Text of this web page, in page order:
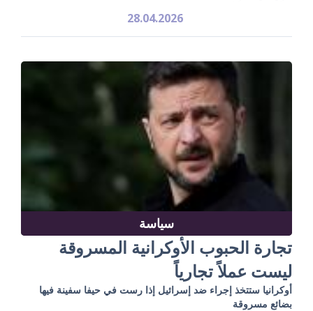
28.04.2026
سياسة
تجارة الحبوب الأوكرانية المسروقة
ليست عملاً تجارياً
أوكرانيا ستتخذ إجراء ضد إسرائيل إذا رست في حيفا سفينة فيها
بضائع مسروقة